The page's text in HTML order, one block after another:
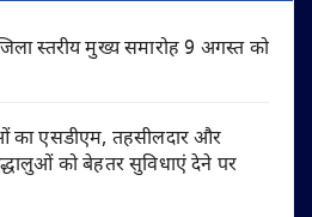
स्तरीय मुख्य समारोह 9 अगस्त को
का एसडीएम, तहसीलदार और
को बेहतर सुविधाएं देने पर